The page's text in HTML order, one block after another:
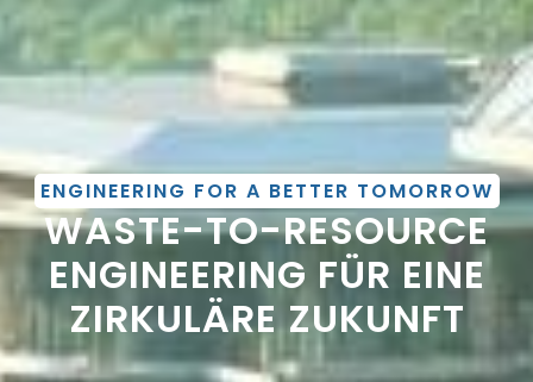
ENGINEERING FOR A BETTER TOMORROW
WASTE-TO-RESOURCE
ENGINEERING FÜR EINE
ZIRKULÄRE ZUKUNFT